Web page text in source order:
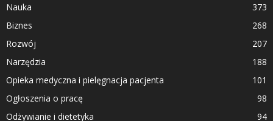
Nauka
373
Biznes
268
Rozwój
207
Narzędzia
188
Opieka medyczna i pielęgnacja pacjenta
101
Ogłoszenia o pracę
98
Odżywianie i dietetyka
94